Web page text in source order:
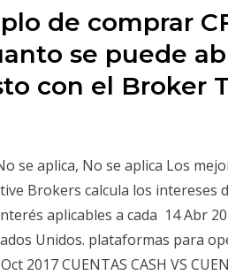
de comprar
se puede
con el Broker
se aplica, No se aplica Los
Brokers calcula los intereses
aplicables a cada 14 Abr
Unidos. plataformas para
2017 CUENTAS CASH VS